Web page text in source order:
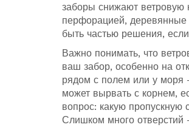
заборы снижают ветровую
перфорацией,
быть частью решения,
Важно понимать, что
ваш забор, особенно на
рядом с полем или у моря
может вырвать с корнем,
вопрос: какую
Слишком много